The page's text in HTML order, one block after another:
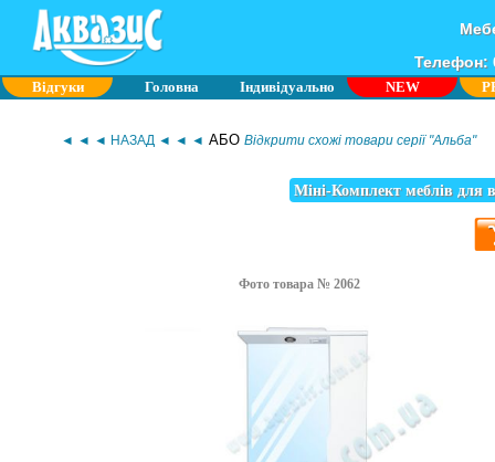
Телефон:
Відгуки Головна Індивідуально NEW
◄ ◄ ◄ НАЗАД ◄ ◄ ◄ АБО Відкрити схожі товари серії "Альба"
Міні-Комплект меблів для
Фото товара № 2062